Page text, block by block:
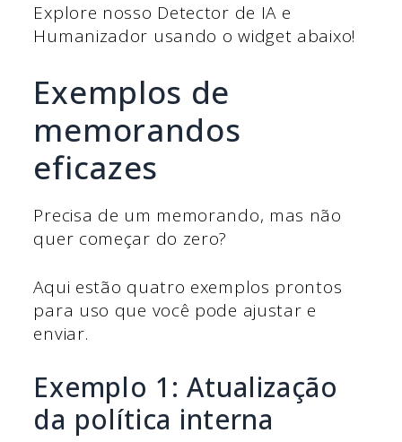
Explore nosso Detector de IA e
Humanizador usando o widget abaixo!
Exemplos de
memorandos
eficazes
Precisa de um memorando, mas não
quer começar do zero?
Aqui estão quatro exemplos prontos
para uso que você pode ajustar e
enviar.
Exemplo 1: Atualização
da política interna